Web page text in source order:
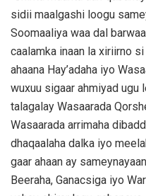
sidii maalgashi loogu
Soomaaliya waa dal
caalamka inaan la xiriirno
ahaana Hay’adaha iyo
wuxuu sigaar ahmiyad ugu
talagalay Wasaarada
Wasaarada arrimaha
dhaqaalaha dalka iyo
gaar ahaan ay
Beeraha, Ganacsiga iyo